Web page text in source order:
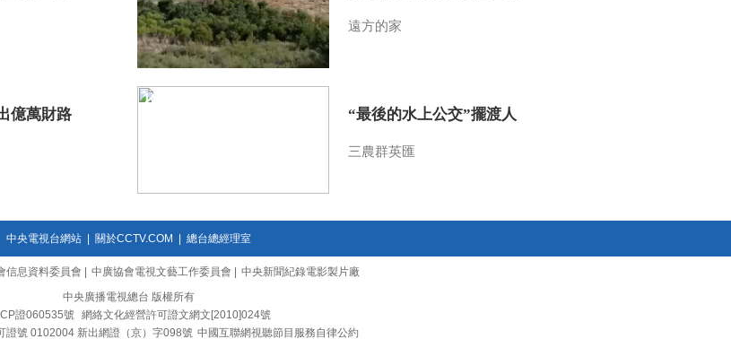
2016-05-31 12:27:10
億萬財路
遠方的家
“最後的水上公交”擺渡人
三農群英匯
10
中央電視台網站| 關於CCTV.COM 總台總經理室
信息資料委員會 中廣協會電視文藝工作委員會
中央新聞紀錄電影製片廠
中央廣播電視總台 版權所有
證060535號
網絡文化經營許可證文網文[2010]024號
證號 0102004 新出網證（京）字098號 中國互聯網視聽節目服務自律公約